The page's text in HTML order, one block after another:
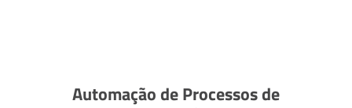
Automação de Processos de